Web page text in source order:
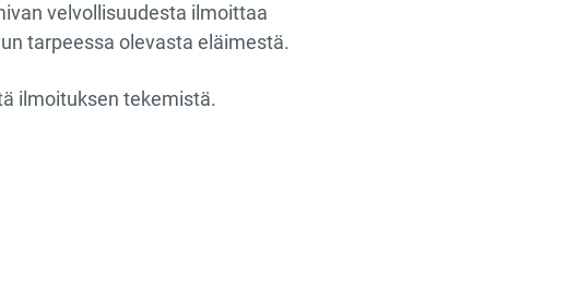
velvollisuudesta ilmoittaa
tarpeessa olevasta eläimestä.
ilmoituksen tekemistä.